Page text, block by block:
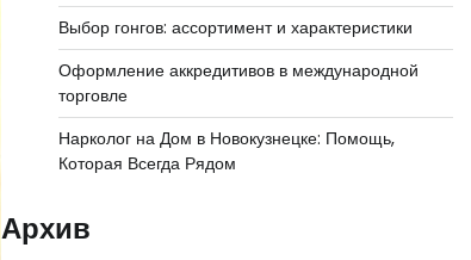
Выбор гонгов: ассортимент и характеристики
Оформление аккредитивов в международной
торговле
Нарколог на Дом в Новокузнецке: Помощь,
Которая Всегда Рядом
Архив